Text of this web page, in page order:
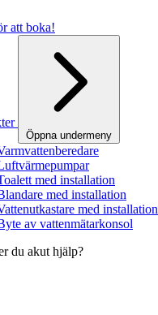
att boka!
Öppna undermeny
med installation
med installation
med installation
av vattenmätarkonsol
du akut hjälp?